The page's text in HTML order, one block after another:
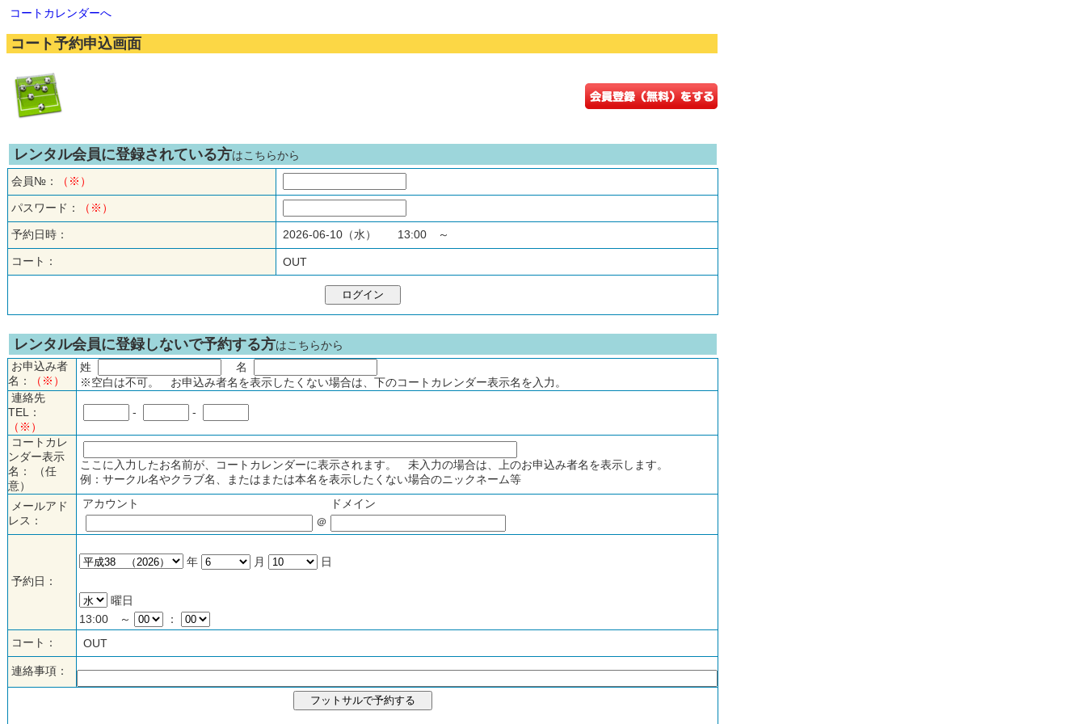
コートカレンダーへ
コート予約申込画面
レンタル会員に登録されている方はこちらから
会員№：
（※）
パスワード： （※）
予約日時： 2026-06-10（水） 13:00 ～
コート： OUT
レンタル会員に登録しないで予約する方はこちらから
お申込み者
名：
（※）
姓
名
※空白は不可。 お申込み者名を表示したくない場合は、下のコートカレンダー表示名を入力。
連絡先
TEL：
（※）
- -
コートカレ
ンダー表示
名： （任
意）
ここに入力したお名前が、コートカレンダーに表示されます。 未入力の場合は、上のお申込み者名を表示します。
例：サークル名やクラブ名、またはまたは本名を表示したくない場合のニックネーム等
メールアド
レス：
アカウント
ドメイン
＠
予約日：
年 月 日
曜日
13:00 ～
：
コート：
OUT
連絡事項：